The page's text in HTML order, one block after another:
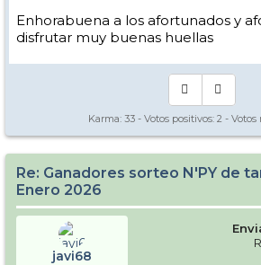
Enhorabuena a los afortunados y
disfrutar muy buenas huellas
Karma: 33 - Votos positivos: 2 - Votos
Re: Ganadores sorteo N'PY de
Enero 2026
javi68